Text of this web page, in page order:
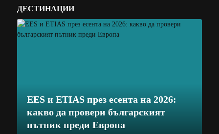
ДЕСТИНАЦИИ
EES и ETIAS през есента на 2026:
какво да провери българският
пътник преди Европа